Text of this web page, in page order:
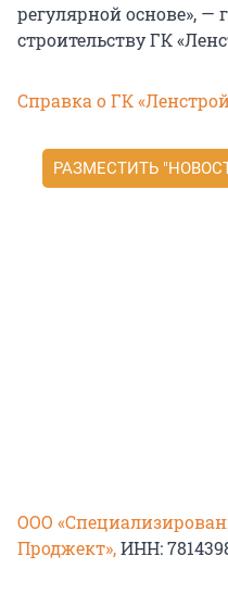
регулярной основе», —
строительству ГК
Справка о ГК
РАЗМЕСТИТЬ
ООО
Проджект»,ИНН: